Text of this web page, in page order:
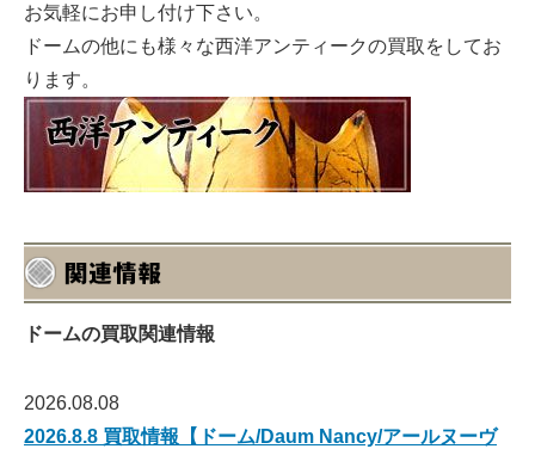
お気軽にお申し付け下さい。
ドームの他にも様々な西洋アンティークの買取をしてお
ります。
ドームの買取関連情報
2026.08.08
2026.8.8 買取情報【ドーム/Daum Nancy/アールヌーヴ